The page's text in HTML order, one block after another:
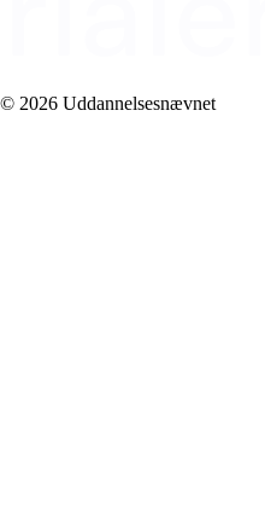
2026 Uddannelsesnævnet